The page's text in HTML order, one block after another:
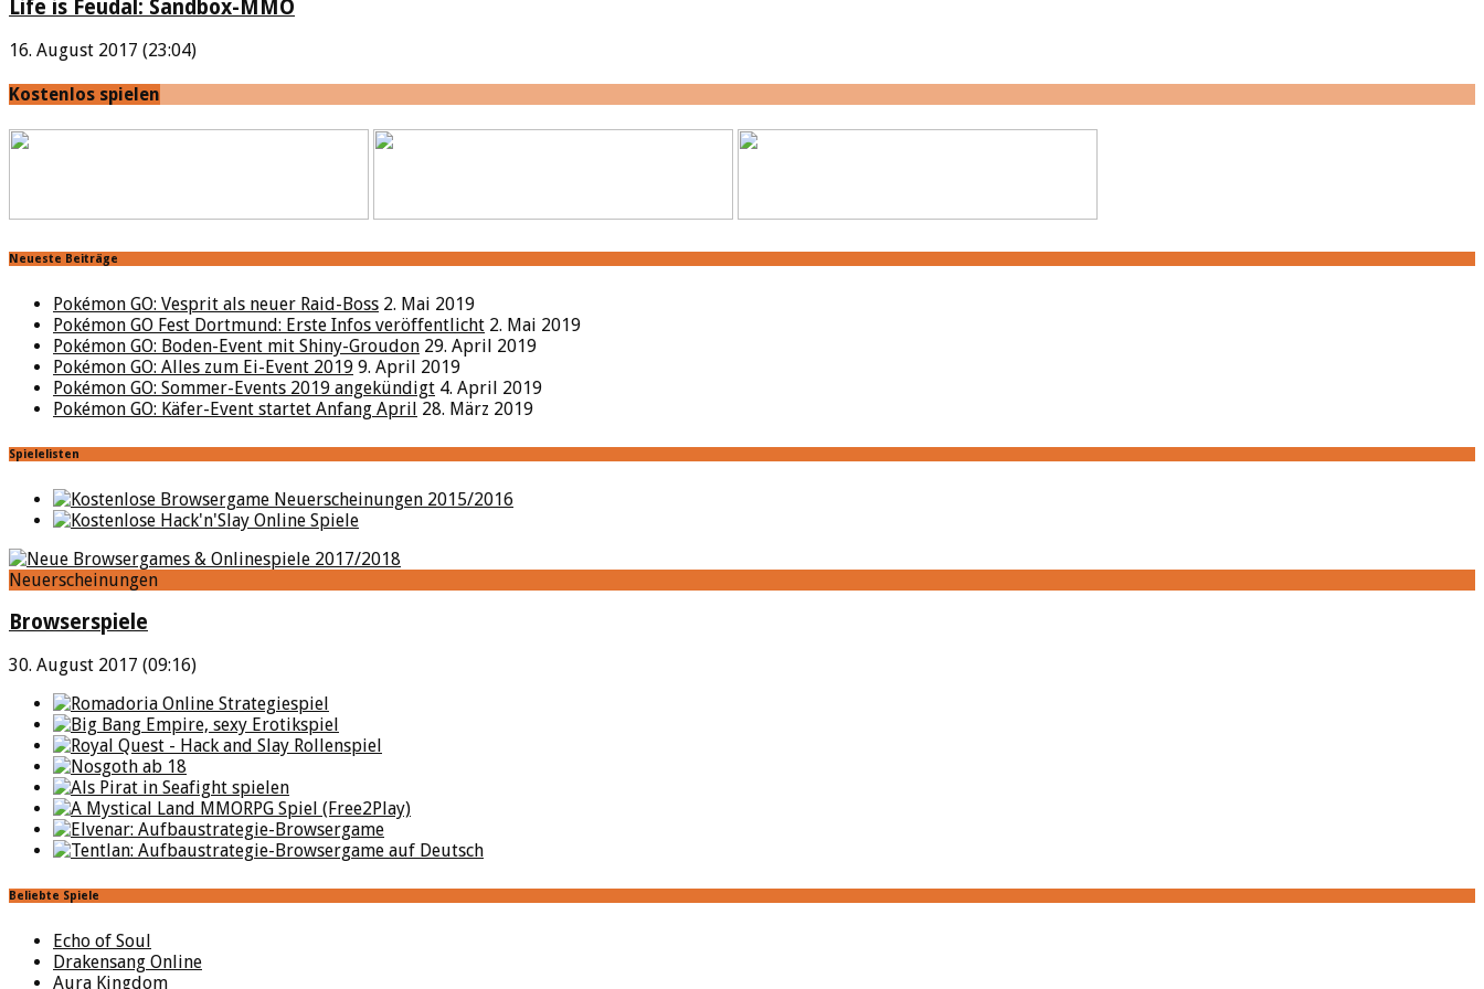
Life is Feudal: Sandbox-MMO
16. August 2017 (23:04)
Kostenlos spielen
Neueste Beiträge
Pokémon GO: Vesprit als neuer Raid-Boss 2. Mai 2019
Pokémon GO Fest Dortmund: Erste Infos veröffentlicht 2. Mai 2019
Pokémon GO: Boden-Event mit Shiny-Groudon 29. April 2019
Pokémon GO: Alles zum Ei-Event 2019 9. April 2019
Pokémon GO: Sommer-Events 2019 angekündigt 4. April 2019
Pokémon GO: Käfer-Event startet Anfang April 28. März 2019
Spielelisten
Neuerscheinungen
Browserspiele
30. August 2017 (09:16)
Beliebte Spiele
Echo of Soul
Drakensang Online
Aura Kingdom